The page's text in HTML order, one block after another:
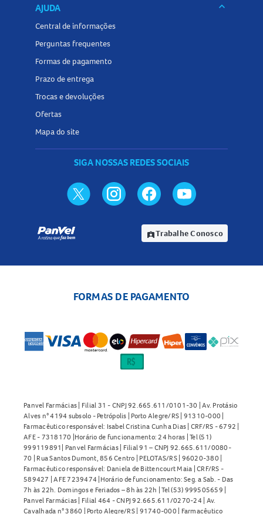
AJUDA keyboard_arrow_down
Central de informações
Perguntas frequentes
Formas de pagamento
Prazo de entrega
Trocas e devoluções
Ofertas
Mapa do site
SIGA NOSSAS REDES SOCIAIS
assignment_indTrabalhe Conosco
FORMAS DE PAGAMENTO
Panvel Farmácias | Filial 31 - CNPJ 92.665.611/0101-30 | Av. Protásio
Alves n° 4194 subsolo - Petrópolis | Porto Alegre/RS | 91310-000 |
Farmacêutico responsável: Isabel Cristina Cunha Dias | CRF/RS - 6792 |
AFE - 7318170 |Horário de funcionamento: 24 horas | Tel (51)
999119891| Panvel Farmácias | Filial 91 – CNPJ 92.665.611/0080-
70 | Rua Santos Dumont, 856 Centro | PELOTAS/RS | 96020-380 |
Farmacêutico responsável: Daniela de Bittencourt Maia | CRF/RS -
589427 | AFE 7239474 |Horário de funcionamento: Seg. a Sab. - Das
7h às 22h. Domingos e Feriados – 8h às 22h | Tel (53) 999505659 |
Panvel Farmácias | Filial 464 - CNPJ 92.665.611/0270-24 | Av.
Cavalhada n° 3860 | Porto Alegre/RS | 91740-000 | Farmacêutico